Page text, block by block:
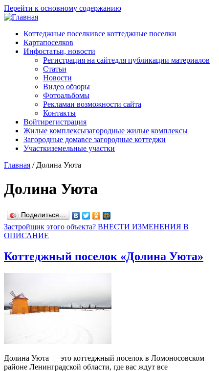
Перейти к основному содержанию
Коттеджные поселкивсе коттеджные поселки
Картапоселков
Инфостатьи, новости
Регистрация на сайтедля публикации материалов
Статьи
Новости
Видео обзоры
Фотоальбомы
Рекламаи возможности сайта
Контакты
Войтирегистрация
Жилые комплексызагородные жилые комплексы
Загородные домавсе загородные коттеджи
Участкиземельные участки
Главная /Долина Уюта
Долина Уюта
Поделиться…
Застройщик этого объекта? ВНЕСТИ ИЗМЕНЕНИЯ В
ОПИСАНИЕ
Коттеджный поселок «Долина Уюта»
Долина Уюта — это коттеджный поселок в Ломоносовском
районе Ленинградской области, где вас ждут все